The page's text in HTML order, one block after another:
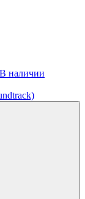
В наличии